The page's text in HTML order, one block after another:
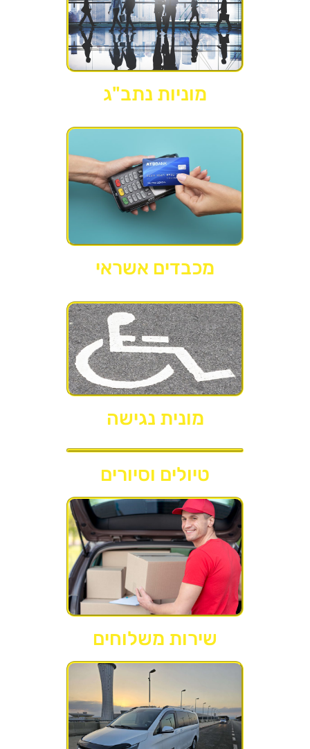
מוניות נתב"ג
מכבדים אשראי
מונית נגישה
טיולים וסיורים
שירות משלוחים